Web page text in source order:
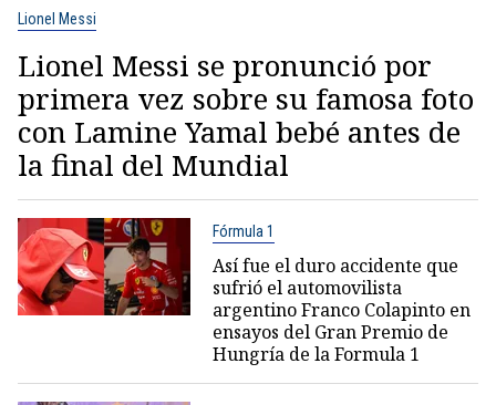
Lionel Messi
Lionel Messi se pronunció por
primera vez sobre su famosa foto
con Lamine Yamal bebé antes de
la final del Mundial
Fórmula 1
Así fue el duro accidente que
sufrió el automovilista
argentino Franco Colapinto en
ensayos del Gran Premio de
Hungría de la Formula 1